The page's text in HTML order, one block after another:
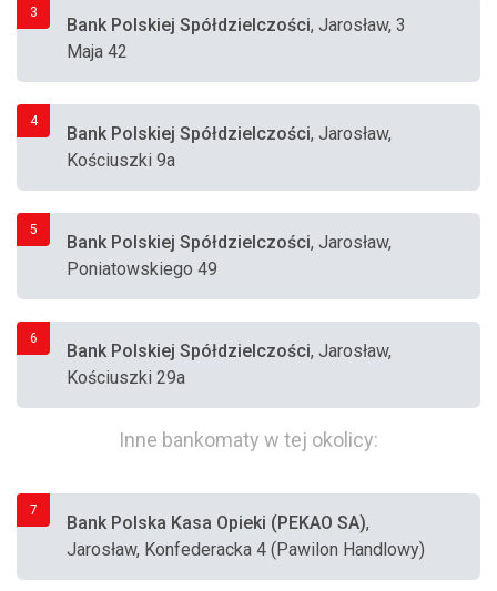
3
Bank Polskiej Spółdzielczości, Jarosław, 3
Maja 42
4
Bank Polskiej Spółdzielczości, Jarosław,
Kościuszki 9a
5
Bank Polskiej Spółdzielczości, Jarosław,
Poniatowskiego 49
6
Bank Polskiej Spółdzielczości, Jarosław,
Kościuszki 29a
Inne bankomaty w tej okolicy:
7
Bank Polska Kasa Opieki (PEKAO SA),
Jarosław, Konfederacka 4 (Pawilon Handlowy)